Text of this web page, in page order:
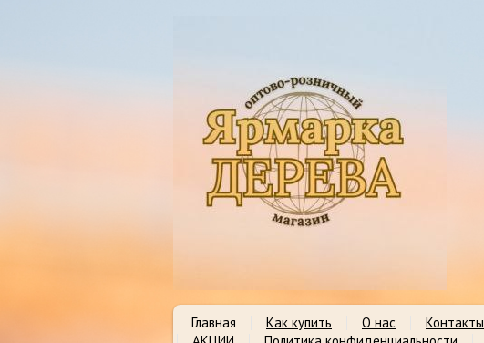
Главная Как купить О нас Контакты